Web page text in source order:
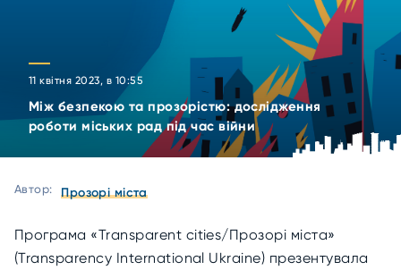
11 квітня 2023, в 10:55
Між безпекою та прозорістю: дослідження
роботи міських рад під час війни
Автор: Прозорі міста
Програма «Transparent cities/Прозорі міста»
(Transparency International Ukraine) презентувала